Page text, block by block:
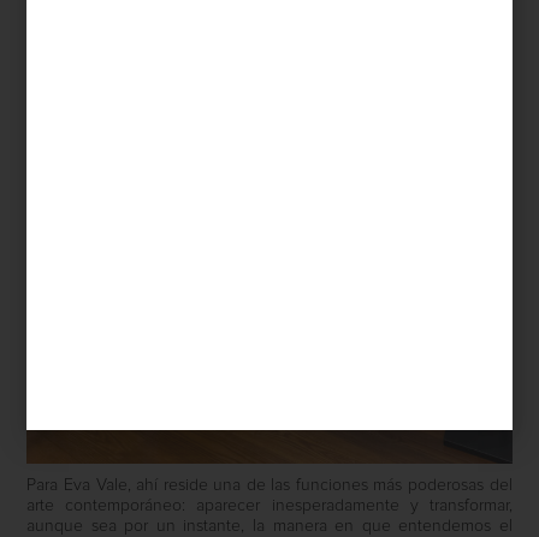
Para Eva Vale, ahí reside una de las funciones más poderosas del
arte contemporáneo: aparecer inesperadamente y transformar,
aunque sea por un instante, la manera en que entendemos el